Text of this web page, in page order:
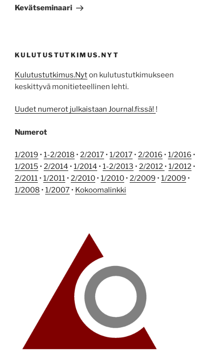
artikkeli
Kevätseminaari
KULUTUSTUTKIMUS.NYT
Kulutustutkimus.Nyton kulutustutkimukseen
keskittyvä monitieteellinen lehti.
Uudet numerot julkaistaan Journal.fi:ssä! !
Numerot
1/2019 • 1-2/2018 • 2/2017 • 1/2017 • 2/2016 • 1/2016 •
1/2015 • 2/2014 • 1/2014 • 1-2/2013 • 2/2012 • 1/2012 •
2/2011 • 1/2011 • 2/2010 • 1/2010 • 2/2009 • 1/2009 •
1/2008 • 1/2007 • Kokoomalinkki